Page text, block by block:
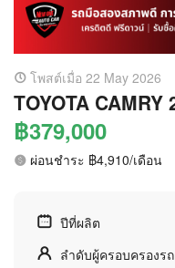
โพสต์เมื่อ 22 May 2026
TOYOTA CAMRY
฿379,000
ผ่อนชำระ ฿4,910/เดือน
ปีที่ผลิต
ลำดับผู้ครอบครองรถ